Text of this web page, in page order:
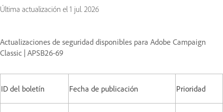
Última actualización el 1 jul. 2026
Actualizaciones de seguridad disponibles para Adobe Campaign
Classic | APSB26-69
ID del boletín Fecha de publicación Prioridad